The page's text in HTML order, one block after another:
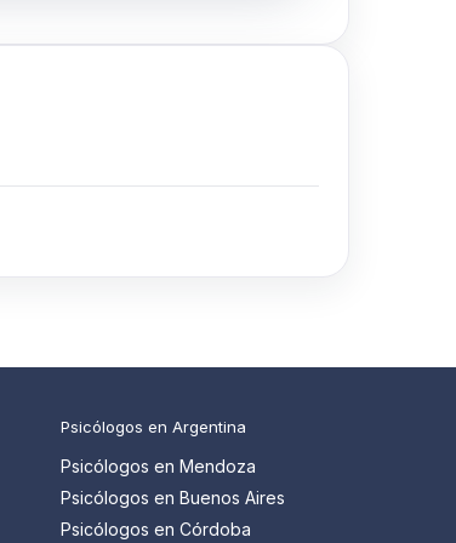
Psicólogos en Argentina
Psicólogos en Mendoza
Psicólogos en Buenos Aires
Psicólogos en Córdoba